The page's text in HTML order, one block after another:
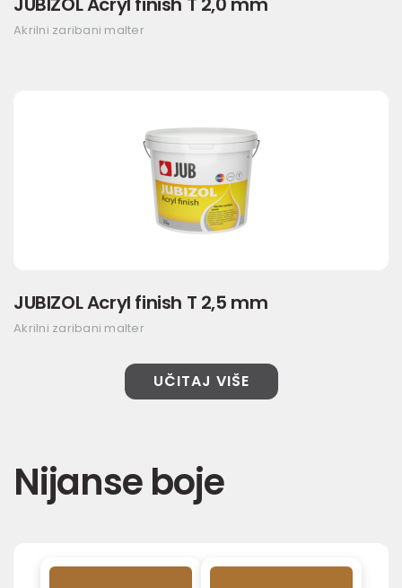
Akrilni zaribani malter
JUBIZOL Acryl finish T 2,5 mm
Akrilni zaribani malter
UČITAJ VIŠE
Nijanse boje